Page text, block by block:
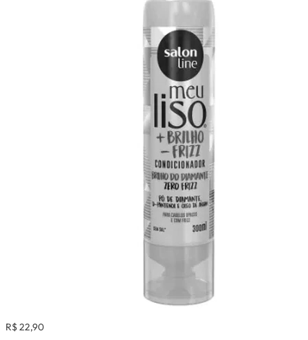
R$ 22,90